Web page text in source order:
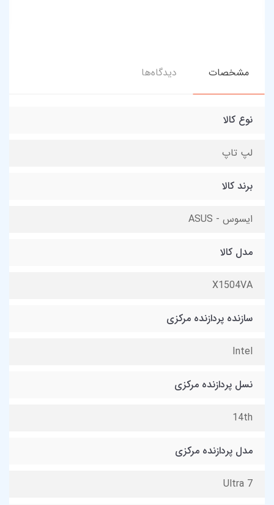
مشخصات دیدگاه‌ها
نوع کالا
لپ تاپ
برند کالا
ایسوس - ASUS
مدل کالا
X1504VA
سازنده پردازنده مرکزی
Intel
نسل پردازنده مرکزی
14th
مدل پردازنده مرکزی
Ultra 7